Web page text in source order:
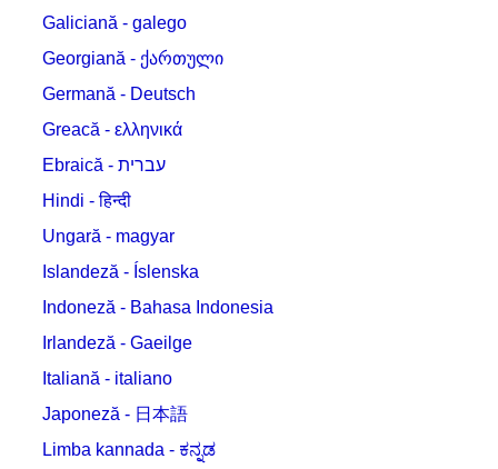
Galiciană - galego
Georgiană - ქართული
Germană - Deutsch
Greacă - ελληνικά
Ebraică - עברית
Hindi - हिन्दी
Ungară - magyar
Islandeză - Íslenska
Indoneză - Bahasa Indonesia
Irlandeză - Gaeilge
Italiană - italiano
Japoneză - 日本語
Limba kannada - ಕನ್ನಡ